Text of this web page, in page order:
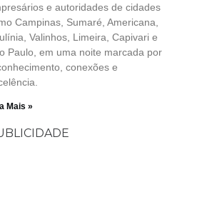
e autoridades de cidades
Campinas, Sumaré, Americana,
Valinhos, Limeira, Capivari e
Paulo, em uma noite marcada por
conexões e
Mais »